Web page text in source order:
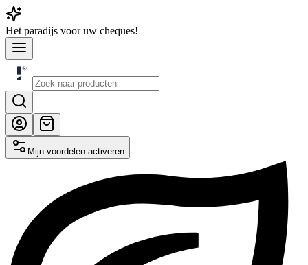
Het paradijs voor uw cheques!
Mijn voordelen activeren